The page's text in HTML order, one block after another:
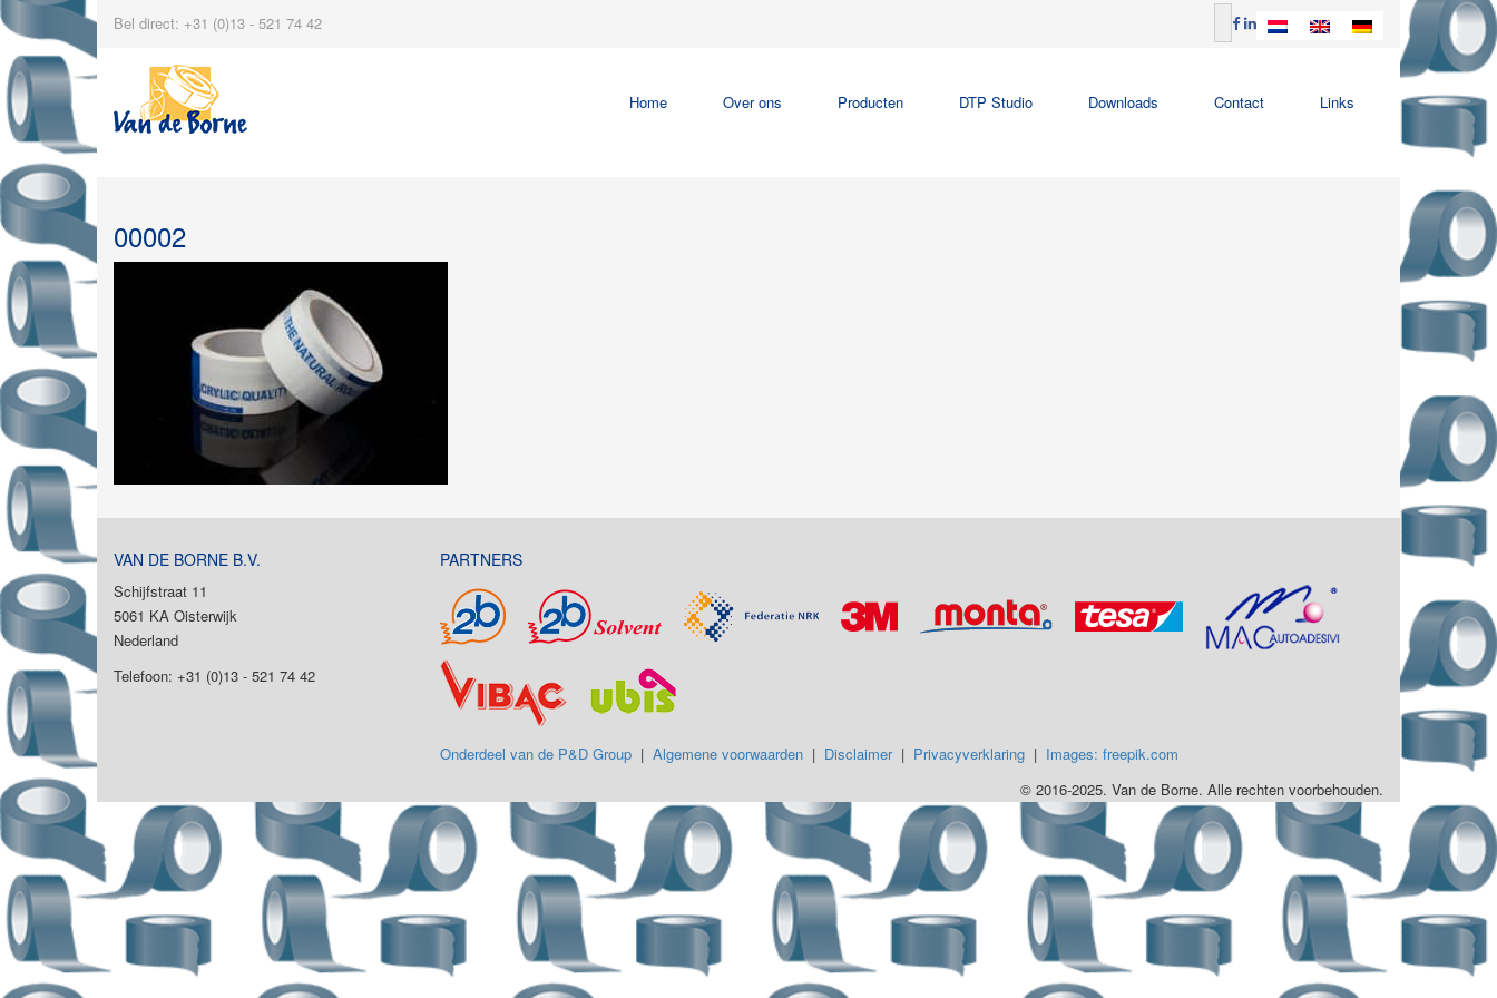
Bel direct: +31 (0)13 - 521 74 42
Home Over ons Producten DTP Studio Downloads Contact Links
00002
VAN DE BORNE B.V.
Schijfstraat 11
5061 KA Oisterwijk
Nederland
Telefoon: +31 (0)13 - 521 74 42
PARTNERS
Onderdeel van de P&D Group| Algemene voorwaarden| Disclaimer| Privacyverklaring| Images: freepik.com
© 2016-2025. Van de Borne. Alle rechten voorbehouden.